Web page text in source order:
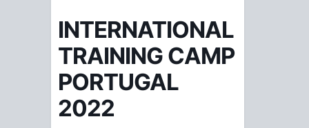
INTERNATIONAL
TRAINING CAMP
PORTUGAL
2022